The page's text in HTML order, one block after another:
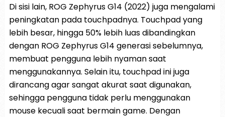
Di sisi lain, ROG Zephyrus G14 (2022) juga mengalami
peningkatan pada touchpadnya. Touchpad yang
lebih besar, hingga 50% lebih luas dibandingkan
dengan ROG Zephyrus G14 generasi sebelumnya,
membuat pengguna lebih nyaman saat
menggunakannya. Selain itu, touchpad ini juga
dirancang agar sangat akurat saat digunakan,
sehingga pengguna tidak perlu menggunakan
mouse kecuali saat bermain game. Dengan